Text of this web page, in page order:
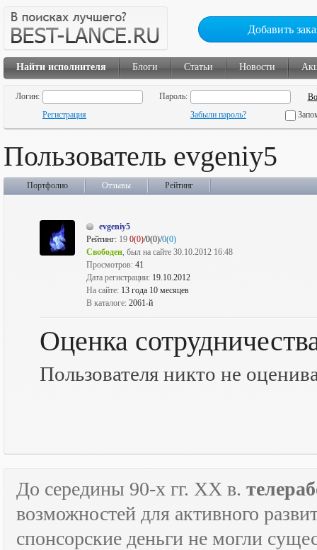
Добавить
Найти исполнителя Блоги Статьи Новости
Логин:
Пароль:
Регистрация
Забыли пароль?
Пользователь evgeniy5
Портфолио Отзывы Рейтинг
evgeniy5
Рейтинг: 19 0(0)/0(0)/0(0)
Свободен, был на сайте 30.10.2012 16:48
Просмотров: 41
Дата регистрации: 19.10.2012
На сайте: 13 года 10 месяцев
В каталоге: 2061-й
Оценка
Пользователя никто не
До середины 90-х гг. XX в.
возможностей для активного
спонсорские деньги не могли